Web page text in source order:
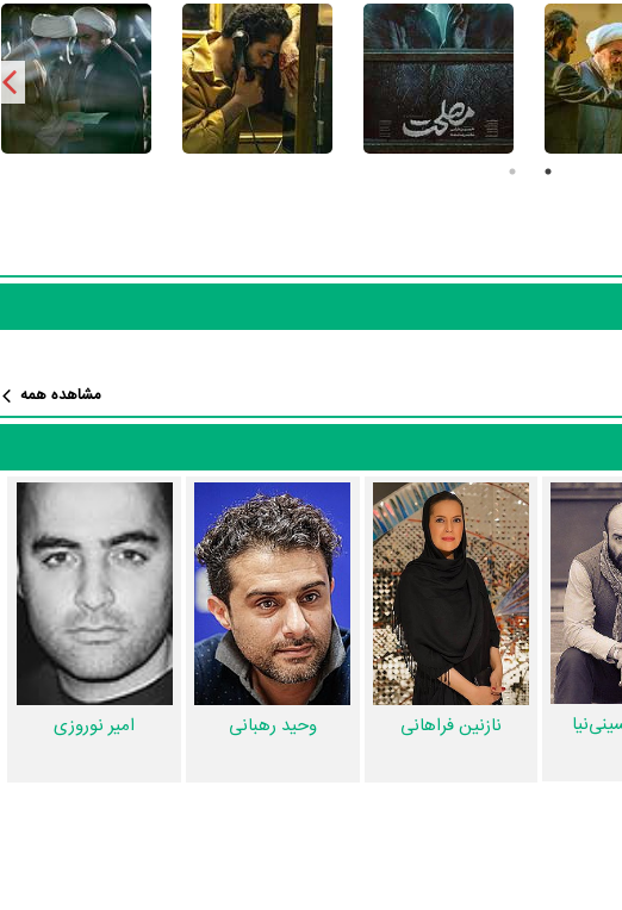
نقش شاهین آریا اشاره کرد.
توسط
احسان ثقفی،حسین دارابی واحمد حیدریاننوشته شده است.
اما پیوند خانوادگی و مصلحت سیاسی کشور، این پرونده مشکوک ‌و پُر رمز و راز را وارد
و نکات جذابی را می‌توان بیان کرد. براساس آمارها فیلم مصلحت به طور متوسط فعالیت
چونفرهاد قائمیان سهی‌بانو ذوالقدر،مهدی حسینی‌نیا ،نازنین فراهانی
امیر
را در این اثر تجربه کرده است. در میان بازیگران مصلحت نیز 23 همکاریِ اول رخ داده، به‌عبارت دیگر در این
فرهاد قائمیان
ونازنین فراهانی،فرهاد قائمیانوامیر نوروزی،فرهاد قائمیان محمدرضا سروستانی.
بهتر است بدانید مدیر فیلمبرداری آن
مشاهده همه
نازنین فراهانی وحید رهبانی امیر نوروزی